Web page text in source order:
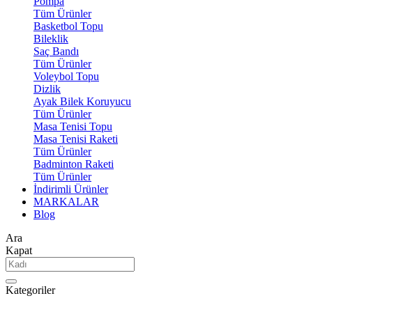
Tüm Ürünler
Basketbol Topu
Bileklik
Saç Bandı
Tüm Ürünler
Voleybol Topu
Dizlik
Ayak Bilek Koruyucu
Tüm Ürünler
Masa Tenisi Topu
Masa Tenisi Raketi
Tüm Ürünler
Badminton Raketi
Tüm Ürünler
İndirimli Ürünler
MARKALAR
Blog
Ara
Kapat
Kategoriler